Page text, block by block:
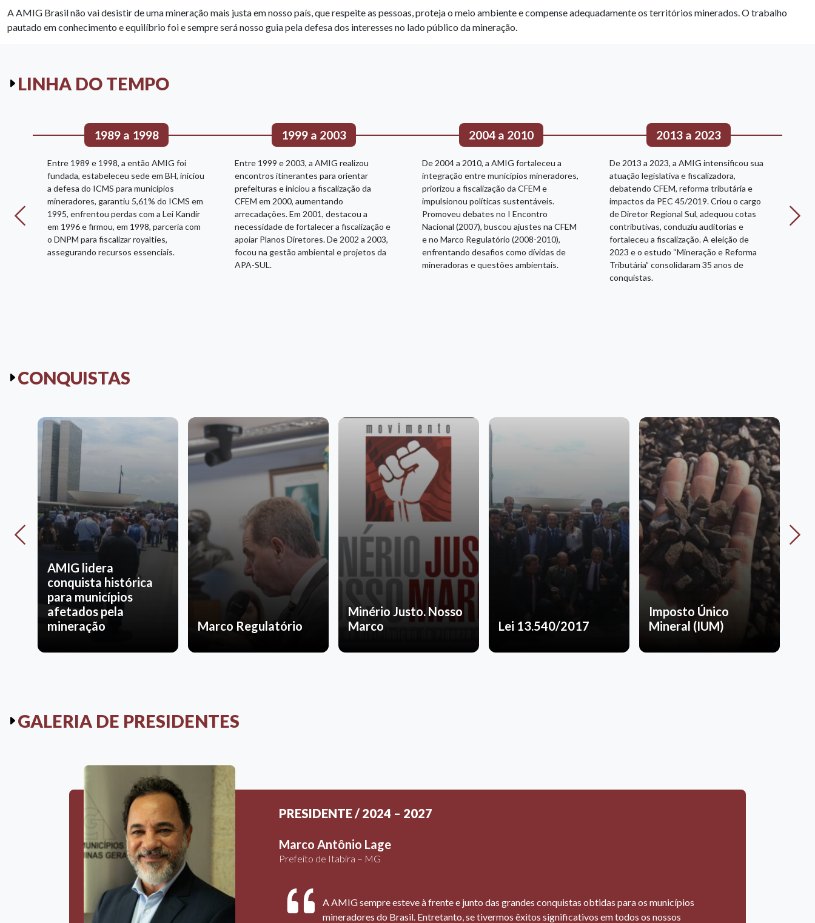
A AMIG Brasil não vai desistir de uma mineração mais justa em nosso país, que respeite as pessoas, proteja o meio ambiente e compense adequadamente os territórios minerados. O trabalho
pautado em conhecimento e equilíbrio foi e sempre será nosso guia pela defesa dos interesses no lado público da mineração.
LINHA DO TEMPO
1989 a 1998
Entre 1989 e 1998, a então AMIG foi
fundada, estabeleceu sede em BH, iniciou
a defesa do ICMS para municípios
mineradores, garantiu 5,61% do ICMS em
1995, enfrentou perdas com a Lei Kandir
em 1996 e firmou, em 1998, parceria com
o DNPM para fiscalizar royalties,
assegurando recursos essenciais.
1999 a 2003
Entre 1999 e 2003, a AMIG realizou
encontros itinerantes para orientar
prefeituras e iniciou a fiscalização da
CFEM em 2000, aumentando
arrecadações. Em 2001, destacou a
necessidade de fortalecer a fiscalização e
apoiar Planos Diretores. De 2002 a 2003,
focou na gestão ambiental e projetos da
APA-SUL.
2004 a 2010
De 2004 a 2010, a AMIG fortaleceu a
integração entre municípios mineradores,
priorizou a fiscalização da CFEM e
impulsionou políticas sustentáveis.
Promoveu debates no I Encontro
Nacional (2007), buscou ajustes na CFEM
e no Marco Regulatório (2008-2010),
enfrentando desafios como dívidas de
mineradoras e questões ambientais.
2013 a 2023
De 2013 a 2023, a AMIG intensificou sua
atuação legislativa e fiscalizadora,
debatendo CFEM, reforma tributária e
impactos da PEC 45/2019. Criou o cargo
de Diretor Regional Sul, adequou cotas
contributivas, conduziu auditorias e
fortaleceu a fiscalização. A eleição de
2023 e o estudo “Mineração e Reforma
Tributária” consolidaram 35 anos de
conquistas.
CONQUISTAS
AMIG lidera
conquista histórica
para municípios
afetados pela
mineração
Marco Regulatório
Minério Justo. Nosso
Marco
Lei 13.540/2017
Imposto Único
Mineral (IUM)
GALERIA DE PRESIDENTES
PRESIDENTE / 2024 – 2027
Marco Antônio Lage
Prefeito de Itabira – MG
A AMIG sempre esteve à frente e junto das grandes conquistas obtidas para os municípios
mineradores do Brasil. Entretanto, se tivermos êxitos significativos em todos os nossos